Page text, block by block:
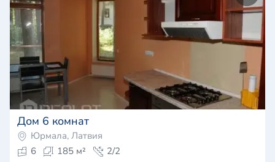
Дом 6 комнат
Юрмала, Латвия
6
185 м²
2/2